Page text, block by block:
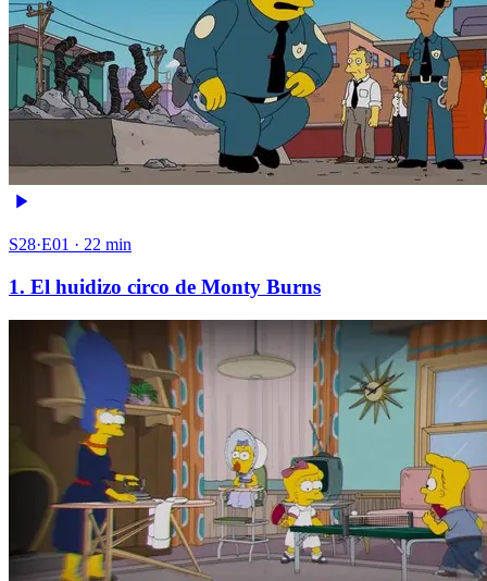
S28·E01 · 22 min
1. El huidizo circo de Monty Burns